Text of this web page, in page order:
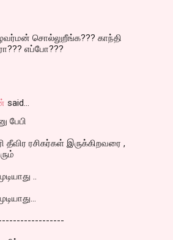
சொல்லுறீங்க??? காந்தி
எப்போ???
said…
பேபி
தீவிர ரசிகர்கள் இருக்கிறவரை ,
..